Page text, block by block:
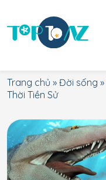
Trang chủ » Đời sống »
Thời Tiền Sử